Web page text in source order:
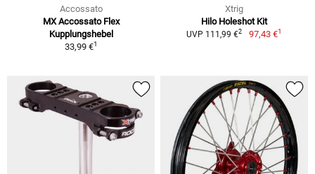
Accossato
MX Accossato Flex
Kupplungshebel
33,99 €1
Xtrig
Hilo Holeshot Kit
UVP 111,99 €2 97,43 €1